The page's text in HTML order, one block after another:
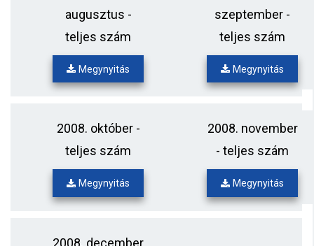
augusztus -
teljes szám
Megynyitás
szeptember -
teljes szám
Megynyitás
2008. október -
teljes szám
Megynyitás
2008. november
- teljes szám
Megynyitás
2008. december